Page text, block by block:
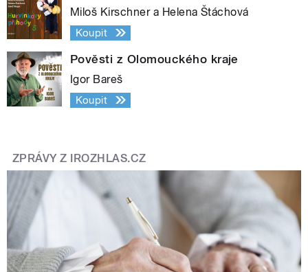
Miloš Kirschner a Helena Štáchová
Koupit
Pověsti z Olomouckého kraje
Igor Bareš
Koupit
ZPRÁVY Z IROZHLAS.CZ